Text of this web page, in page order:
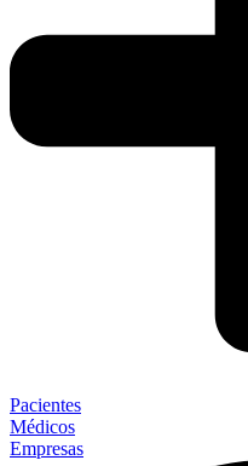
Pacientes
Médicos
Empresas